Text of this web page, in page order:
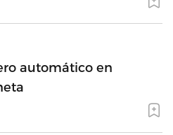
automático en